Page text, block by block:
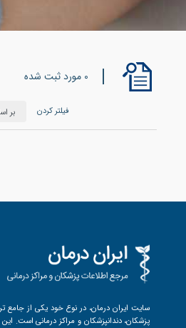
0 مورد ثبت شده
فیلتر کردن
سایت ایران درمان، در نوع خود یکی از
پزشکان، دندانپزشکان و مراکز درمانی است.